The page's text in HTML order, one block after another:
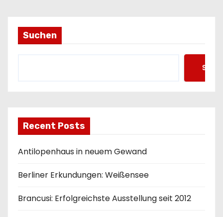
oSuchen
Recent Posts
Antilopenhaus in neuem Gewand
Berliner Erkundungen: Weißensee
Brancusi: Erfolgreichste Ausstellung seit 2012